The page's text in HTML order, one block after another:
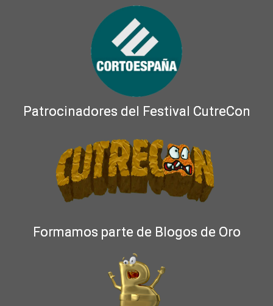
Patrocinadores del Festival CutreCon
Formamos parte de Blogos de Oro